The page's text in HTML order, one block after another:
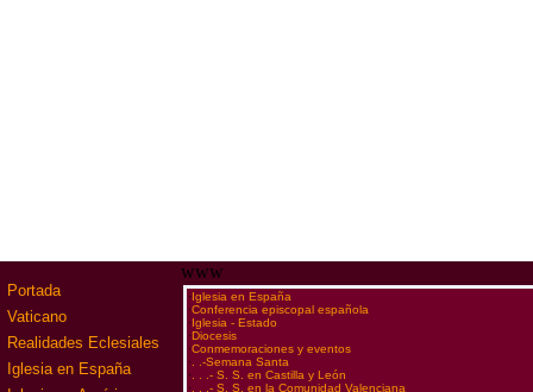
Portada
Vaticano
Realidades Eclesiales
Iglesia en España
www
·Iglesia en España
·Conferencia episcopal española
·Iglesia - Estado
·Diocesis
·Conmemoraciones y eventos
· . .-Semana Santa
· . . .- S. S. en Castilla y León
· . . .- S. S. en la Comunidad Valenciana